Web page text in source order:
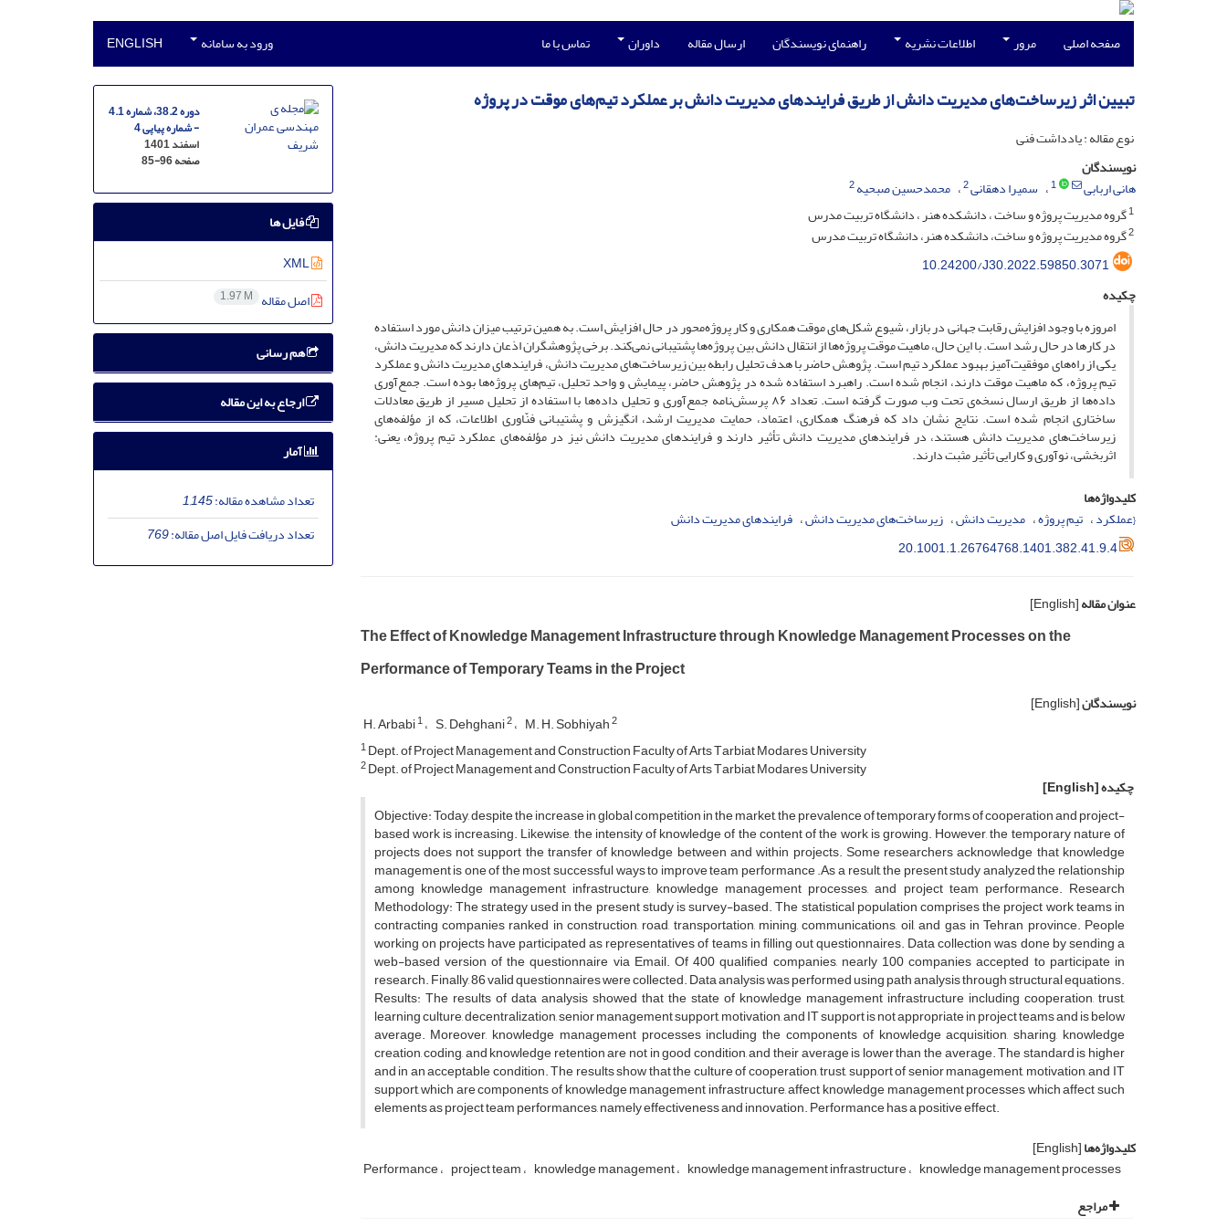
صفحه اصلی مرور اطلاعات نشریه راهنمای نویسندگان ارسال مقاله داوران تماس با ما ورود به سامانه ENGLISH
تبیین اثر زیرساخت‌های مدیریت دانش از طریق فرایندهای مدیریت دانش بر عملکرد تیم‌های موقت در پروژه
نوع مقاله : یادداشت فنی
نویسندگان
هانی اربابی
1 سمیرا دهقانی2 محمدحسین صبحیه2
1گروه مدیریت پروژه و ساخت ، دانشکده هنر ، دانشگاه تربیت مدرس
2گروه مدیریت پروژه و ساخت، دانشکده هنر، دانشگاه تربیت مدرس
10.24200/J30.2022.59850.3071
چکیده
امروزه با وجود افزایش رقابت جهانی در بازار، شیوع شکل‌های موقت همکاری و کار پروژه‌محور در حال افزایش است. به همین ترتیب میزان دانش مورد استفاده
در کارها در حال رشد است. با این حال، ماهیت موقت پروژه‌ها از انتقال دانش بین پروژه‌ها پشتیبانی نمی‌کند. برخی پژوهشگران اذعان دارند که مدیریت دانش،
یکی از راه‌های موفقیت‌آمیز بهبود عملکرد تیم است. پژوهش حاضر با هدف تحلیل رابطه بین زیرساخت‌های مدیریت دانش، فرایندهای مدیریت دانش و عملکرد
تیم پروژه، که ماهیت موقت دارند، انجام شده است. راهبرد استفاده شده در پژوهش حاضر، پیمایش و واحد تحلیل، تیم‌های پروژه‌ها بوده است. جمع‌آوری
داده‌ها از طریق ارسال نسخه‌ی تحت وب صورت گرفته است. تعداد ۸۶ پرسش‌نامه جمع‌آوری و تحلیل داده‌ها با استفاده از تحلیل مسیر از طریق معادلات
ساختاری انجام شده است. نتایج نشان داد که فرهنگ همکاری، اعتماد، حمایت مدیریت ارشد، انگیزش و پشتیبانی فنّاوری اطلاعات، که از مؤلفه‌های
زیرساخت‌های مدیریت دانش هستند، در فرایندهای مدیریت دانش تأثیر دارند و فرایندهای مدیریت دانش نیز در مؤلفه‌های عملکرد تیم پروژه، یعنی:
اثربخشی، نوآوری و کارایی تأثیر مثبت دارند.
کلیدواژه‌ها
{عملکرد تیم پروژه مدیریت دانش زیرساخت‌های مدیریت دانش فرایندهای مدیریت دانش
20.1001.1.26764768.1401.382.41.9.4
عنوان مقاله[English]
The Effect of Knowledge Management Infrastructure through Knowledge Management Processes on the
Performance of Temporary Teams in the Project
نویسندگان[English]
H. Arbabi1 S. Dehghani2 M. H. Sobhiyah2
1D‌e‌p‌t. o‌f P‌r‌o‌j‌e‌c‌t M‌a‌n‌a‌g‌e‌m‌e‌n‌t a‌n‌d C‌o‌n‌s‌t‌r‌u‌c‌t‌i‌o‌n F‌a‌c‌u‌l‌t‌y o‌f A‌r‌t‌s T‌a‌r‌b‌i‌a‌t M‌o‌d‌a‌r‌e‌s U‌n‌i‌v‌e‌r‌s‌i‌t‌y
2D‌e‌p‌t. o‌f P‌r‌o‌j‌e‌c‌t M‌a‌n‌a‌g‌e‌m‌e‌n‌t a‌n‌d C‌o‌n‌s‌t‌r‌u‌c‌t‌i‌o‌n F‌a‌c‌u‌l‌t‌y o‌f A‌r‌t‌s T‌a‌r‌b‌i‌a‌t M‌o‌d‌a‌r‌e‌s U‌n‌i‌v‌e‌r‌s‌i‌t‌y
چکیده[English]
Objective: Today, despite the increase in global competition in the market, the prevalence of temporary forms of cooperation and project-
based work is increasing. Likewise, the intensity of knowledge of the content of the work is growing. However, the temporary nature of
projects does not support the transfer of knowledge between and within projects. Some researchers acknowledge that knowledge
management is one of the most successful ways to improve team performance .As a result, the present study analyzed the relationship
among knowledge management infrastructure, knowledge management processes, and project team performance. Research
Methodology: The strategy used in the present study is survey-based. The statistical population comprises the project work teams in
contracting companies ranked in construction, road, transportation, mining, communications, oil, and gas in Tehran province. People
working on projects have participated as representatives of teams in filling out questionnaires. Data collection was done by sending a
web-based version of the questionnaire via Email. Of 400 qualified companies, nearly 100 companies accepted to participate in
research. Finally, 86 valid questionnaires were collected. Data analysis was performed using path analysis through structural equations.
Results: The results of data analysis showed that the state of knowledge management infrastructure including cooperation, trust,
learning culture, decentralization, senior management support, motivation, and IT support is not appropriate in project teams and is below
average. Moreover, knowledge management processes including the components of knowledge acquisition, sharing, knowledge
creation, coding, and knowledge retention are not in good condition, and their average is lower than the average. The standard is higher
and in an acceptable condition. The results show that the culture of cooperation, trust, support of senior management, motivation, and IT
support, which are components of knowledge management infrastructure, affect knowledge management processes which affect such
elements as project team performances, namely effectiveness and innovation. Performance has a positive effect.
کلیدواژه‌ها[English]
Performance project team knowledge management knowledge management infrastructure knowledge management processes
مراجع
دوره 38.2، شماره 4.1
- شماره پیاپی 4
اسفند 1401
صفحه85-96
فایل ها
XML
اصل مقاله 1.97 M
هم رسانی
ارجاع به این مقاله
آمار
تعداد مشاهده مقاله:1,145
تعداد دریافت فایل اصل مقاله:769